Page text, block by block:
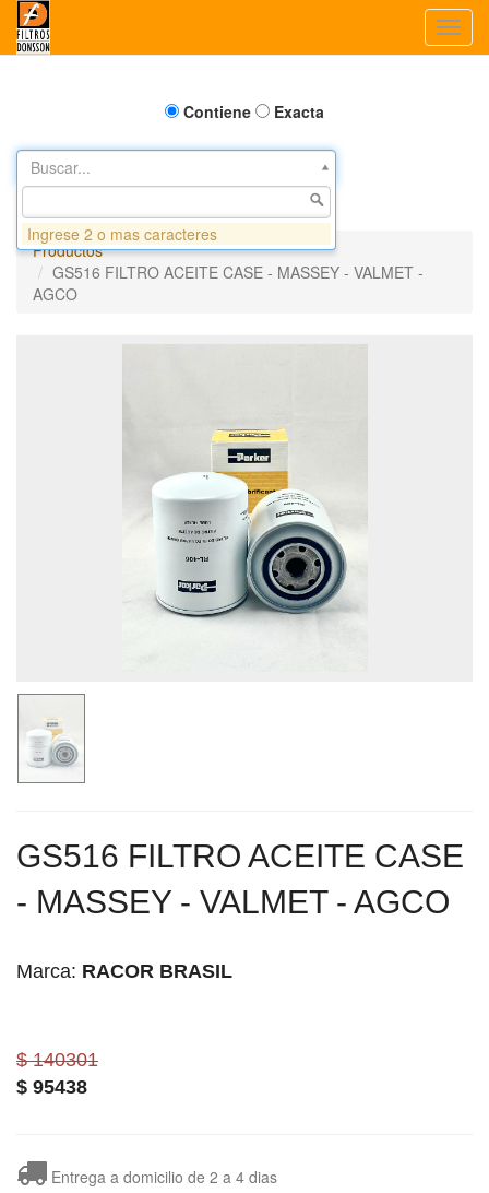
Contiene Exacta
Buscar...
Productos
GS516 FILTRO ACEITE CASE - MASSEY - VALMET -
AGCO
GS516 FILTRO ACEITE CASE
- MASSEY - VALMET - AGCO
Marca: RACOR BRASIL
$ 140301
$ 95438
Entrega a domicilio de 2 a 4 dias
Ingrese 2 o mas caracteres